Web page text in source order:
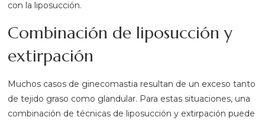
con la liposucción.
Combinación de liposucción y
extirpación
Muchos casos de ginecomastia resultan de un exceso tanto
de tejido graso como glandular. Para estas situaciones, una
combinación de técnicas de liposucción y extirpación puede